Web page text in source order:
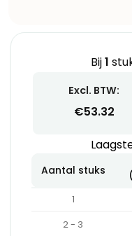
Bij1
Excl. BTW:
€53.32
Aantal stuks
1
2 - 3